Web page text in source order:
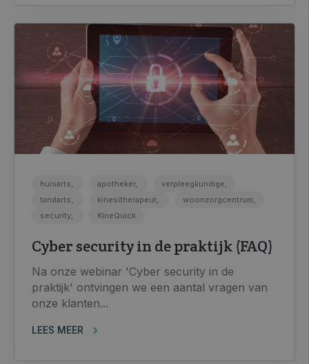
huisarts, apotheker,
verpleegkundige,
tandarts,
kinesitherapeut,
woonzorgcentrum,
security,
KineQuick
Cyber security in de praktijk (FAQ)
Na onze webinar 'Cyber security in de
praktijk' ontvingen we een aantal vragen van
onze klanten...
LEES MEER